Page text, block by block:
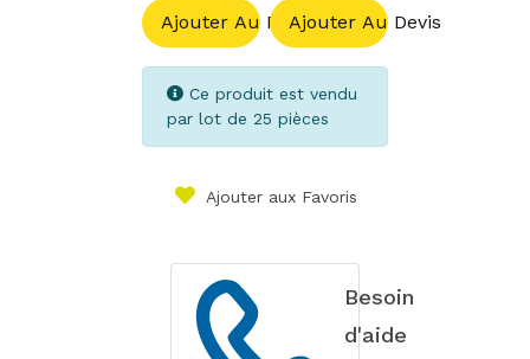
Ajouter Au PanierAjouter Au Devis
Ce produit est vendu
par lot de 25 pièces
Ajouter aux Favoris
Besoin
d'aide